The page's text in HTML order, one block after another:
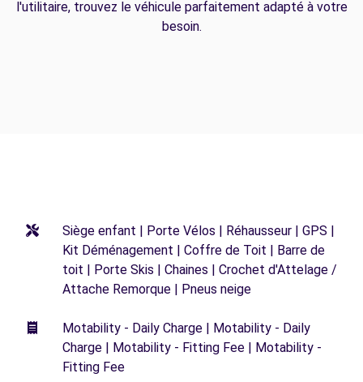
l'utilitaire, trouvez le véhicule parfaitement adapté à votre
besoin.
Siège enfant | Porte Vélos | Réhausseur | GPS |
Kit Déménagement | Coffre de Toit | Barre de
toit | Porte Skis | Chaines | Crochet d'Attelage /
Attache Remorque | Pneus neige
Motability - Daily Charge | Motability - Daily
Charge | Motability - Fitting Fee | Motability -
Fitting Fee